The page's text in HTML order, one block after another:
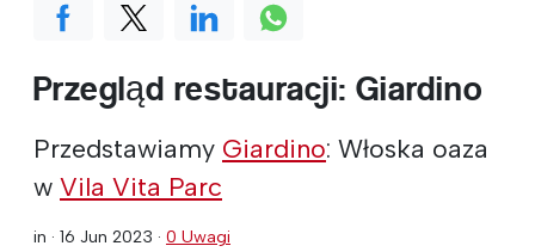
Przegląd restauracji: Giardino
Przedstawiamy Giardino: Włoska oaza
w Vila Vita Parc
in · 16 Jun 2023 · 0 Uwagi